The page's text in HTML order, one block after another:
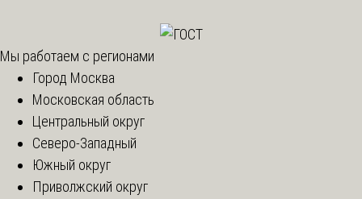
Мы работаем с регионами
Город Москва
Московская область
Центральный округ
Северо-Западный
Южный округ
Приволжский округ